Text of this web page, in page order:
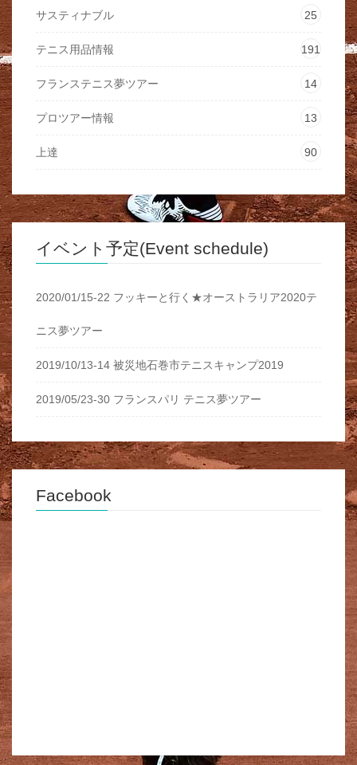
サスティナブル 25
テニス用品情報 191
フランステニス夢ツアー 14
プロツアー情報 13
上達 90
イベント予定(Event schedule)
2020/01/15-22 フッキーと行く★オーストラリア2020テ
ニス夢ツアー
2019/10/13-14 被災地石巻市テニスキャンプ2019
2019/05/23-30 フランスパリ テニス夢ツアー
Facebook